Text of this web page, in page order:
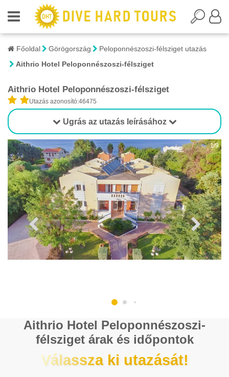
Főoldal Görögország
Peloponnészoszi-félsziget utazás
Aithrio Hotel Peloponnészoszi-félsziget
Aithrio Hotel Peloponnészoszi-félsziget
Utazás azonosító:46475
Ugrás az utazás leírásához
1/9
Aithrio Hotel Peloponnészoszi-
félsziget árak és időpontok
Válassza ki utazását!